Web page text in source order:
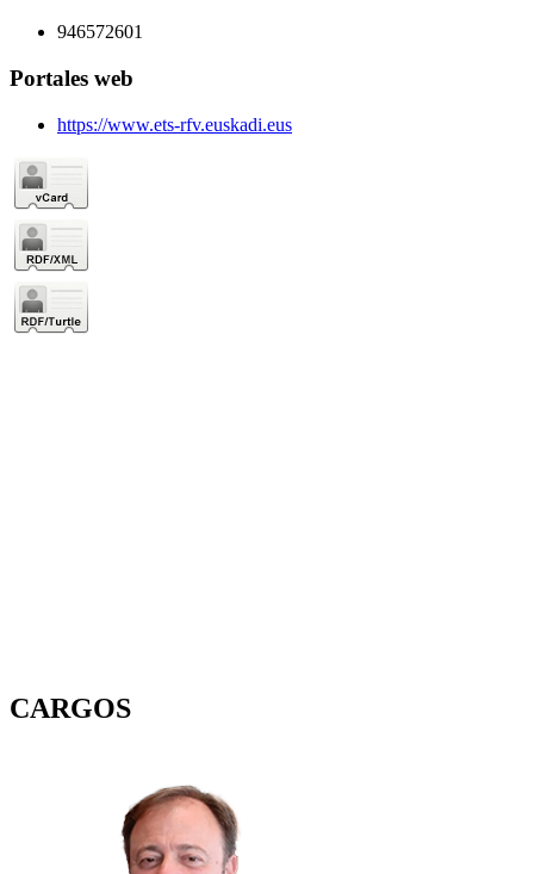
946572601
Portales web
https://www.ets-rfv.euskadi.eus
CARGOS